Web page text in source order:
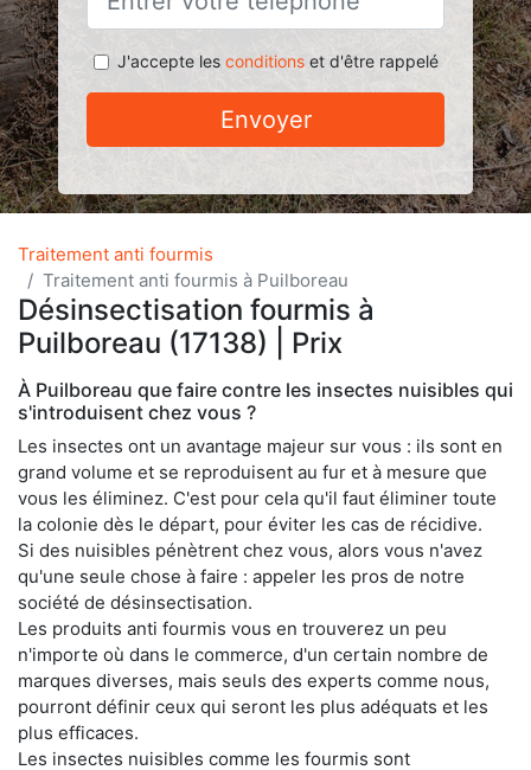
J'accepte les conditionset d'être rappelé
Envoyer
Traitement anti fourmis
Traitement anti fourmis à Puilboreau
Désinsectisation fourmis à
Puilboreau (17138) | Prix
À Puilboreau que faire contre les insectes nuisibles qui
s'introduisent chez vous ?
Les insectes ont un avantage majeur sur vous : ils sont en
grand volume et se reproduisent au fur et à mesure que
vous les éliminez. C'est pour cela qu'il faut éliminer toute
la colonie dès le départ, pour éviter les cas de récidive.
Si des nuisibles pénètrent chez vous, alors vous n'avez
qu'une seule chose à faire : appeler les pros de notre
société de désinsectisation.
Les produits anti fourmis vous en trouverez un peu
n'importe où dans le commerce, d'un certain nombre de
marques diverses, mais seuls des experts comme nous,
pourront définir ceux qui seront les plus adéquats et les
plus efficaces.
Les insectes nuisibles comme les fourmis sont